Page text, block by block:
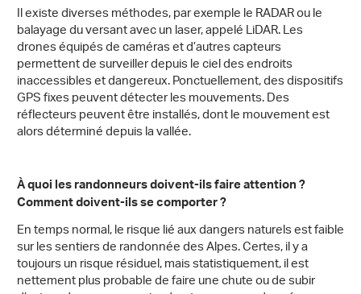
Il existe diverses méthodes, par exemple le RADAR ou le
balayage du versant avec un laser, appelé LiDAR. Les
drones équipés de caméras et d’autres capteurs
permettent de surveiller depuis le ciel des endroits
inaccessibles et dangereux. Ponctuellement, des dispositifs
GPS fixes peuvent détecter les mouvements. Des
réflecteurs peuvent être installés, dont le mouvement est
alors déterminé depuis la vallée.
À quoi les randonneurs doivent-ils faire attention ?
Comment doivent-ils se comporter ?
En temps normal, le risque lié aux dangers naturels est faible
sur les sentiers de randonnée des Alpes. Certes, il y a
toujours un risque résiduel, mais statistiquement, il est
nettement plus probable de faire une chute ou de subir